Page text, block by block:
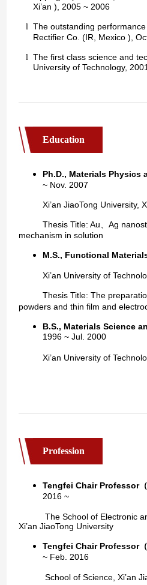
Education
Profession